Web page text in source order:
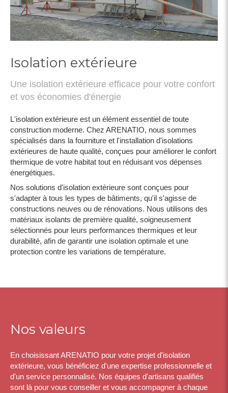
Isolation extérieure
Une isolation extérieure efficace pour votre confort
et vos économies d'énergie
L'isolation extérieure est un élément essentiel de toute
construction moderne. Chez ARENATIO, nous sommes
spécialisés dans la fourniture et l'installation d'isolations
extérieures de haute qualité, conçues pour améliorer le confort
thermique de votre habitat tout en réduisant vos dépenses
énergétiques.
Nos solutions d'isolation extérieure sont conçues pour
s'adapter à tous les types de bâtiments, qu'il s'agisse de
constructions neuves ou de rénovations. Nous utilisons des
matériaux isolants de première qualité, soigneusement
sélectionnés pour leurs performances thermiques et leur
durabilité, afin de garantir une isolation optimale et une
protection contre les variations de température.
Nos valeurs
En choisissant ARENATIO pour votre projet d'isolation
extérieure, vous bénéficiez d'une expertise professionnelle et
d'un service personnalisé. Nos équipes d'artisans qualifiés
sont là pour vous conseiller et vous accompagner à chaque